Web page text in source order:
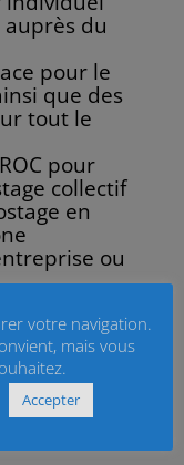
auprès du
pour le
que des
tout le
pour
collectif
en
ou
etc.).
votre navigation.
mais vous
Accepter